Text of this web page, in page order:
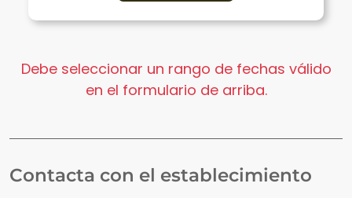
Debe seleccionar un rango de fechas válido
en el formulario de arriba.
Contacta con el establecimiento